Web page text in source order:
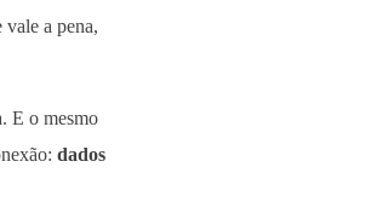
vale a pena,
E o mesmo
dados